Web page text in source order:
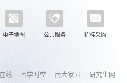
电子地图 公共服务 招标采购
线 团学时空 南大家园 研究生网